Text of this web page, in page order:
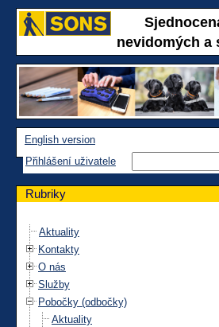
nevidomých a
English version
Přihlášení uživatele
Rubriky
Aktuality
Kontakty
O nás
Služby
Pobočky (odbočky)
Aktuality